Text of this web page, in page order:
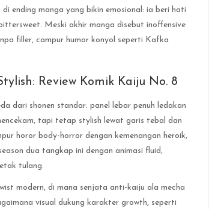
ending manga yang bikin emosional: ia beri hati
Meski akhir manga disebut inoffensive
filler, campur humor konyol seperti Kafka
Review Komik Kaiju No. 8
dari shonen standar: panel lebar penuh ledakan
tapi tetap stylish lewat garis tebal dan
horor body-horror dengan kemenangan heroik,
dua tangkap ini dengan animasi fluid,
tulang.
modern, di mana senjata anti-kaiju ala mecha
visual dukung karakter growth, seperti